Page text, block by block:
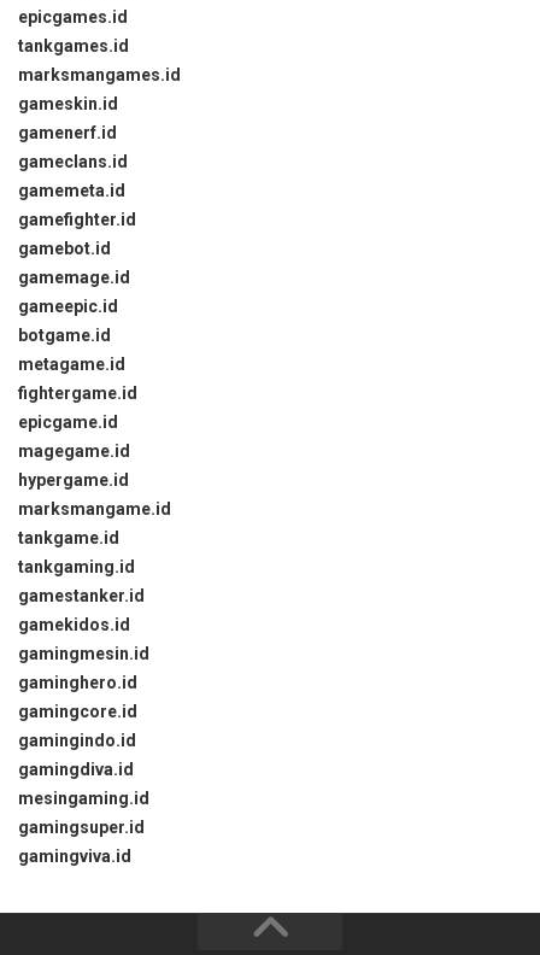
epicgames.id
tankgames.id
marksmangames.id
gameskin.id
gamenerf.id
gameclans.id
gamemeta.id
gamefighter.id
gamebot.id
gamemage.id
gameepic.id
botgame.id
metagame.id
fightergame.id
epicgame.id
magegame.id
hypergame.id
marksmangame.id
tankgame.id
tankgaming.id
gamestanker.id
gamekidos.id
gamingmesin.id
gaminghero.id
gamingcore.id
gamingindo.id
gamingdiva.id
mesingaming.id
gamingsuper.id
gamingviva.id